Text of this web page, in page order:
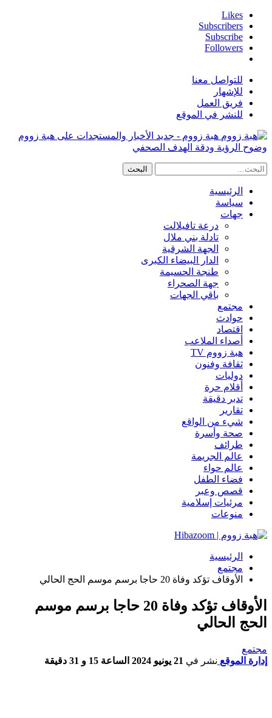
Likes
Subscribers
Subscribe
Followers
للتواصل معنا
للإشهار
فريق العمل
للنشر في الموقع
هبة زووم - جديد الأخبار والمستجدات على هبة زووم
وضوح الرؤية ودقة الهدف الصحفي
الرئيسية
سياسة
جهات
درعة تافيلالت
تادلة بني ملال
الجهة الشرقية
الدار البيضاء الكبرى
طنجة الحسيمة
جهة الصحراء
باقي الجهات
مجتمع
حوادث
اقتصاد
أصداء الملاعب
هبة زووم TV
ثقافة وفنون
دوليات
أقلام حرة
تدبر دقيقة
تقارير
شيء من الواقع
صحة وأسرة
طرائف
عالم الجريمة
عالم حواء
فضاء الطفل
قصص وعبر
مرئيات إسلامية
منوعات
الرئيسية
مجتمع
الأوقاف تؤكد وفاة 20 حاجا برسم موسم الحج الحالي
الأوقاف تؤكد وفاة 20 حاجا برسم موسم
الحج الحالي
مجتمع
إدارة الموقع نشر في 21 يونيو 2024 الساعة 15 و 31 دقيقة